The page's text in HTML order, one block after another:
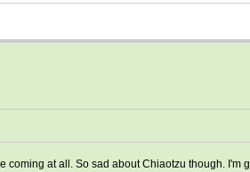
coming at all. So sad about Chiaotzu though. I'm